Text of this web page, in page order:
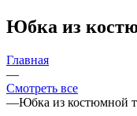
Юбка из
Главная
—
Смотреть все
—Юбка из костюмной